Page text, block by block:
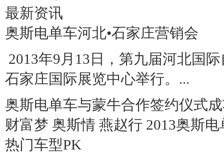
最新资讯
奥斯电单车河北•石家庄营销会
2013年9月13日，第九届河北国
石家庄国际展览中心举行。...
奥斯电单车与蒙牛合作签约仪式
财富梦 奥斯情 燕赵行 2013奥斯
热门车型PK